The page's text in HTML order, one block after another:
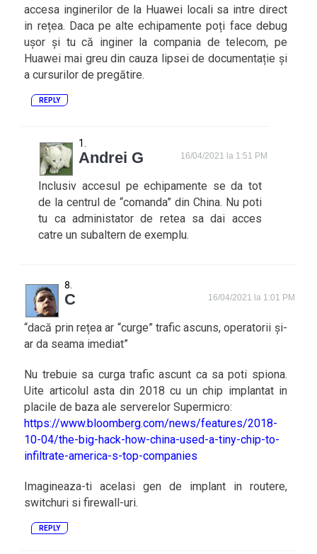
accesa inginerilor de la Huawei locali sa intre direct
in rețea. Daca pe alte echipamente poți face debug
ușor și tu că inginer la compania de telecom, pe
Huawei mai greu din cauza lipsei de documentație și
a cursurilor de pregătire.
REPLY
Andrei G 16/04/2021 la 1:51 PM
Inclusiv accesul pe echipamente se da tot
de la centrul de “comanda” din China. Nu poti
tu ca administator de retea sa dai acces
catre un subaltern de exemplu.
C 16/04/2021 la 1:01 PM
“dacă prin rețea ar “curge” trafic ascuns, operatorii și-
ar da seama imediat”
Nu trebuie sa curga trafic ascunt ca sa poti spiona.
Uite articolul asta din 2018 cu un chip implantat in
placile de baza ale serverelor Supermicro:
https://www.bloomberg.com/news/features/2018-
10-04/the-big-hack-how-china-used-a-tiny-chip-to-
infiltrate-america-s-top-companies
Imagineaza-ti acelasi gen de implant in routere,
switchuri si firewall-uri.
REPLY